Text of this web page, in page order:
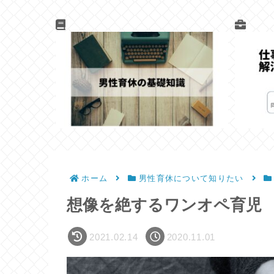
ホーム 男性育休について知りたい
想像を絶するワンオペ育児
2021.02.14 2020.11.01